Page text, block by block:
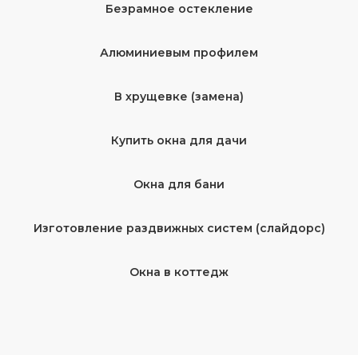
Безрамное остекление
Алюминиевым профилем
В хрущевке (замена)
Купить окна для дачи
Окна для бани
Изготовление раздвижных систем (слайдорс)
Окна в коттедж